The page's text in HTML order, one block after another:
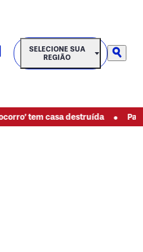
SELECIONE SUA REGIÃO
SELECIONE SUA
REGIÃO
tem casa destruída • Paraná